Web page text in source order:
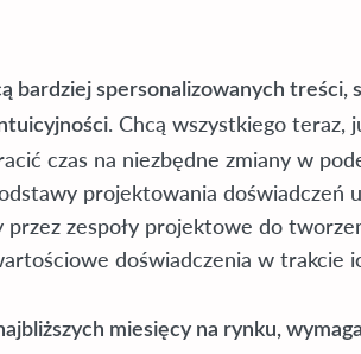
bardziej spersonalizowanych treści,
. Chcą wszystkiego teraz,
czas na niezbędne zmiany w
projektowania doświadczeń
przez zespoły projektowe do
doświadczenia w trakcie
miesięcy na rynku,